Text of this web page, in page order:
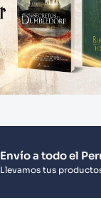
Envío a todo el
Llevamos tus